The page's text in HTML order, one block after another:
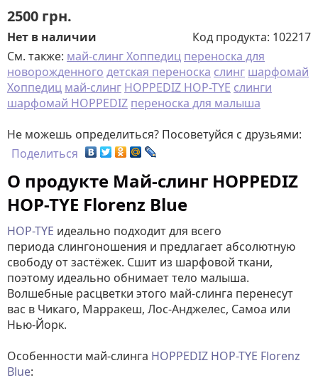
2500 грн.
Нет в наличии Код продукта: 102217
См. также: май-слинг Хоппедиц переноска для
новорожденного детская переноска слинг шарфомай
Хоппедиц май-слинг HOPPEDIZ HOP-TYE слинги
шарфомай HOPPEDIZ переноска для малыша
Не можешь определиться? Посоветуйся с друзьями:
Поделиться
О продукте Май-слинг HOPPEDIZ
HOP-TYE Florenz Blue
HOP-TYE идеально подходит для всего
периода слингоношения и предлагает абсолютную
свободу от застёжек. Cшит из шарфовой ткани,
поэтому идеально обнимает тело малыша.
Волшебные расцветки этого май-слинга перенесут
вас в Чикаго, Марракеш, Лос-Анджелес, Самоа или
Нью-Йорк.
Особенности май-слинга HOPPEDIZ HOP-TYE Florenz
Blue: